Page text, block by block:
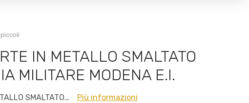
IN METALLO SMALTATO
MILITARE MODENA E.I.
SMALTATO… Più informazioni